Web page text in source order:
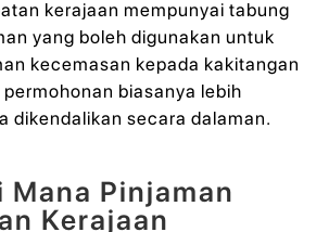
kerajaan mempunyai tabung
yang boleh digunakan untuk
kecemasan kepada kakitangan
biasanya lebih
dikendalikan secara dalaman.
Mana Pinjaman
Kerajaan